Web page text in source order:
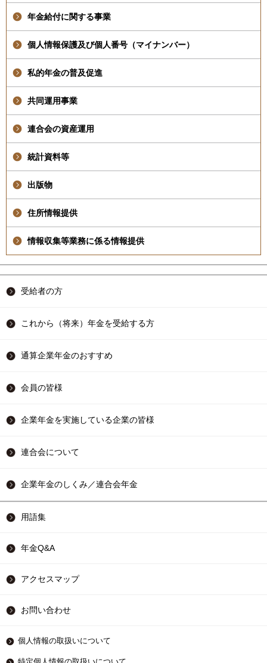
年金給付に関する事業
個人情報保護及び個人番号（マイナンバー）
私的年金の普及促進
共同運用事業
連合会の資産運用
統計資料等
出版物
住所情報提供
情報収集等業務に係る情報提供
受給者の方
これから（将来）年金を受給する方
通算企業年金のおすすめ
会員の皆様
企業年金を実施している企業の皆様
連合会について
企業年金のしくみ／連合会年金
用語集
年金Q&A
アクセスマップ
お問い合わせ
個人情報の取扱いについて